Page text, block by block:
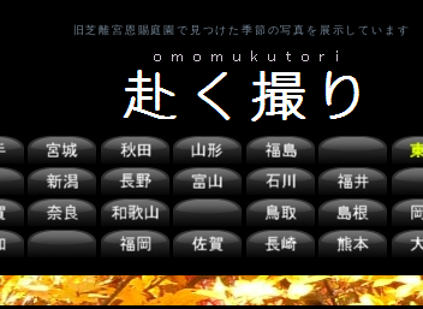
旧芝離宮恩賜庭園で見つけた季節の写真を展示しています